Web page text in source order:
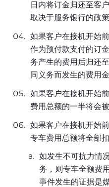
日内将订金归还至客
取决于服务银行的政
如果客户在接机开始
作为预付款支付的订
务产生的费用后归还
同义务而发生的费用
如果客户在接机开始
费用总额的一半将会被
如果客户在接机开始
专车费用总额将全部扣
如发生不可抗力情
务，则专车全额费
事件发生的证据是